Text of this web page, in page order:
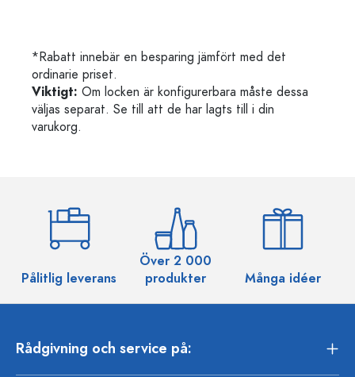
*Rabatt innebär en besparing jämfört med det
ordinarie priset.
Viktigt: Om locken är konfigurerbara måste dessa
väljas separat. Se till att de har lagts till i din
varukorg.
Pålitlig leverans
Över 2 000
produkter
Många idéer
Rådgivning och service på: